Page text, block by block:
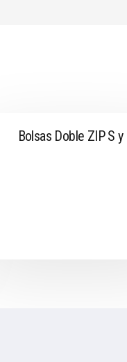
Bolsas Doble ZIP S